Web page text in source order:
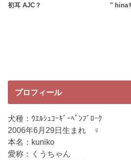
初耳 AJC？
" hina
プロフィール
犬種：ｳｴﾙｼｭｺｰｷﾞｰﾍﾟﾝﾌﾞﾛｰｸ
2006年6月29日生まれ ♀
本名：kuniko
愛称：くうちゃん